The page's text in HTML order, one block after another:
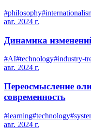
#philosophy#
авг. 2024 г.
Динамика
#AI#technology#industry-
авг. 2024 г.
Переосмысление
современность
#learning#technology#
авг. 2024 г.